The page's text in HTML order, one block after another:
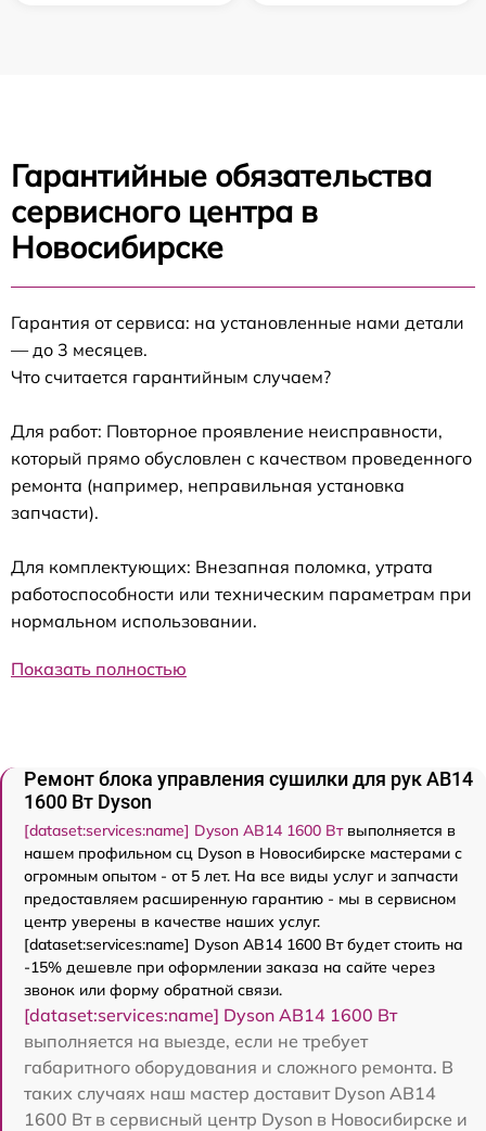
Гарантийные обязательства
сервисного центра в
Новосибирске
Гарантия от сервиса: на установленные нами детали
— до 3 месяцев.
Что считается гарантийным случаем?
Для работ: Повторное проявление неисправности,
который прямо обусловлен с качеством проведенного
ремонта (например, неправильная установка
запчасти).
Для комплектующих: Внезапная поломка, утрата
работоспособности или техническим параметрам при
нормальном использовании.
Показать полностью
Ремонт блока управления сушилки для рук AB14
1600 Вт Dyson
[dataset:services:name] Dyson AB14 1600 Втвыполняется в
нашем профильном сц Dyson в Новосибирске мастерами с
огромным опытом - от 5 лет. На все виды услуг и запчасти
предоставляем расширенную гарантию - мы в сервисном
центр уверены в качестве наших услуг.
[dataset:services:name] Dyson AB14 1600 Вт будет стоить на
-15% дешевле при оформлении заказа на сайте через
звонок или форму обратной связи.
[dataset:services:name] Dyson AB14 1600 Вт
выполняется на выезде, если не требует
габаритного оборудования и сложного ремонта. В
таких случаях наш мастер доставит Dyson AB14
1600 Вт в сервисный центр Dyson в Новосибирске и